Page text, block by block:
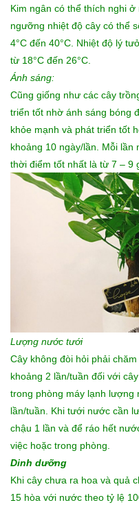
Kim ngân có thể thích nghi ở
ngưỡng nhiệt độ cây có thể
4°C đến 40°C. Nhiệt độ lý
từ 18°C đến 26°C.
Ánh sáng:
Cũng giống như các cây
triển tốt nhờ ánh sáng bóng
khỏe mạnh và phát triển tốt
khoảng 10 ngày/lần. Mỗi lần
thời điểm tốt nhất là từ 7 – 9
Lượng nước tưới
Cây không đòi hỏi phải
khoảng 2 lần/tuần đối với
trong phòng máy lạnh
lần/tuần. Khi tưới nước cần
chậu 1 lần và để ráo hết
việc hoặc trong phòng.
Dinh dưỡng
Khi cây chưa ra hoa và quả
15 hòa với nước theo tỷ lệ